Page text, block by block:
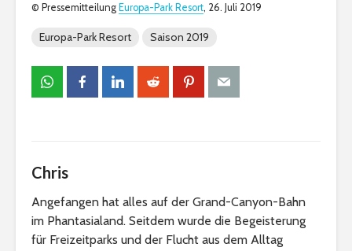
© Pressemitteilung Europa-Park Resort, 26. Juli 2019
Europa-Park Resort Saison 2019
Chris
Angefangen hat alles auf der Grand-Canyon-Bahn
im Phantasialand. Seitdem wurde die Begeisterung
für Freizeitparks und der Flucht aus dem Alltag